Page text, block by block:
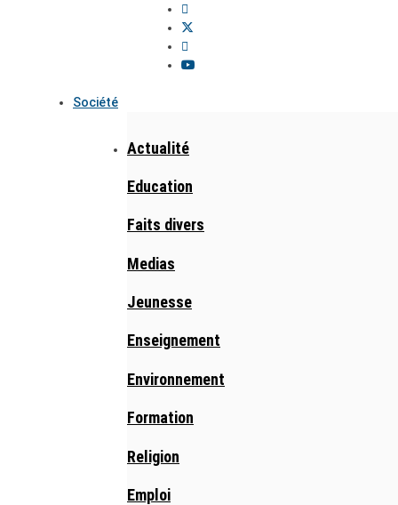
Société
Actualité
Education
Faits divers
Medias
Jeunesse
Enseignement
Environnement
Formation
Religion
Emploi